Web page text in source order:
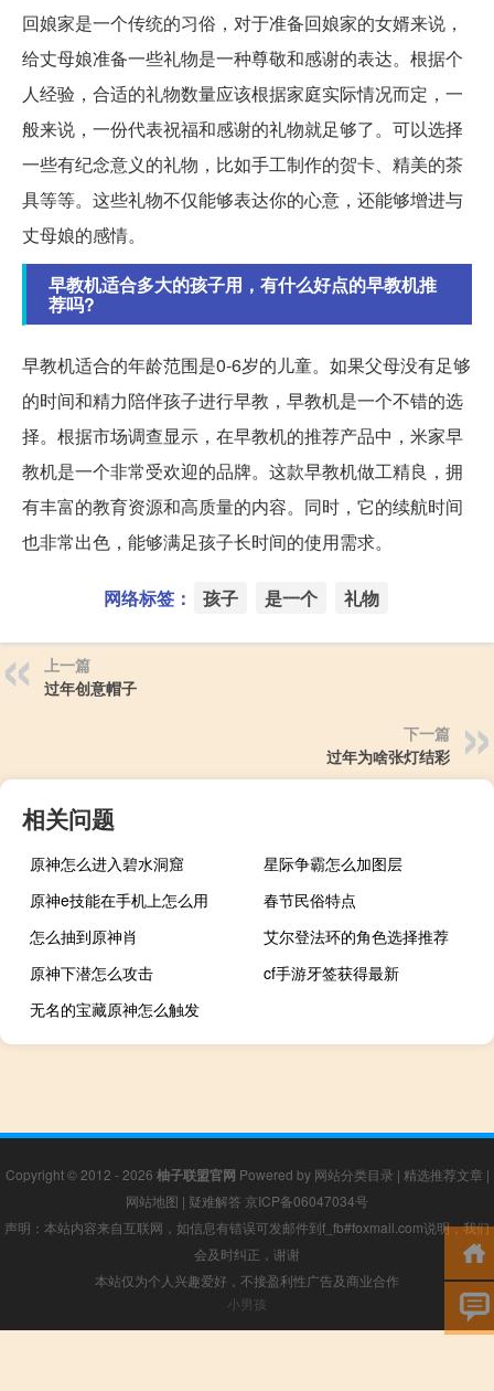
回娘家是一个传统的习俗，对于准备回娘家的女婿来说，
给丈母娘准备一些礼物是一种尊敬和感谢的表达。根据个
人经验，合适的礼物数量应该根据家庭实际情况而定，一
般来说，一份代表祝福和感谢的礼物就足够了。可以选择
一些有纪念意义的礼物，比如手工制作的贺卡、精美的茶
具等等。这些礼物不仅能够表达你的心意，还能够增进与
丈母娘的感情。
早教机适合多大的孩子用，有什么好点的早教机推
荐吗?
早教机适合的年龄范围是0-6岁的儿童。如果父母没有足够
的时间和精力陪伴孩子进行早教，早教机是一个不错的选
择。根据市场调查显示，在早教机的推荐产品中，米家早
教机是一个非常受欢迎的品牌。这款早教机做工精良，拥
有丰富的教育资源和高质量的内容。同时，它的续航时间
也非常出色，能够满足孩子长时间的使用需求。
网络标签： 孩子 是一个 礼物
上一篇
过年创意帽子
下一篇
过年为啥张灯结彩
相关问题
原神怎么进入碧水洞窟
星际争霸怎么加图层
原神e技能在手机上怎么用
春节民俗特点
怎么抽到原神肖
艾尔登法环的角色选择推荐
原神下潜怎么攻击
cf手游牙签获得最新
无名的宝藏原神怎么触发
Copyright © 2012 - 2026 柚子联盟官网 Powered by 网站分类目录 | 精选推荐文章 |
网站地图 | 疑难解答 京ICP备06047034号
声明：本站内容来自互联网，如信息有错误可发邮件到f_fb#foxmail.com说明，我们
会及时纠正，谢谢
本站仅为个人兴趣爱好，不接盈利性广告及商业合作
小男孩